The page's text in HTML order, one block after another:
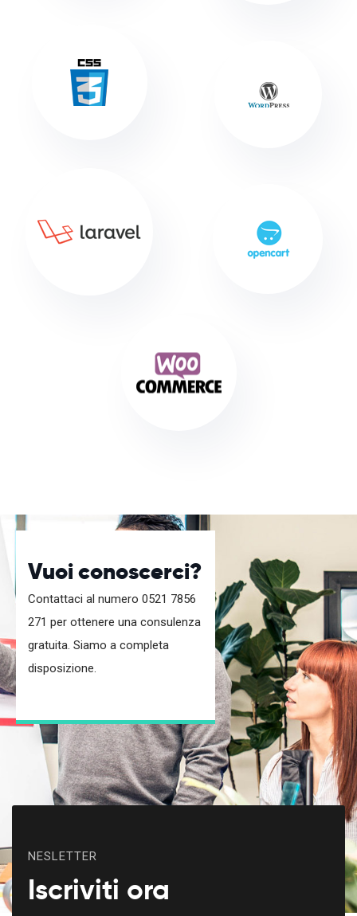
Vuoi conoscerci?
Contattaci al numero 0521 7856
271 per ottenere una consulenza
gratuita. Siamo a completa
disposizione.
NESLETTER
Iscriviti ora